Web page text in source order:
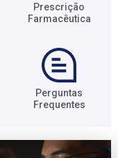
Prescrição
Farmacêutica​
Perguntas
Frequentes​